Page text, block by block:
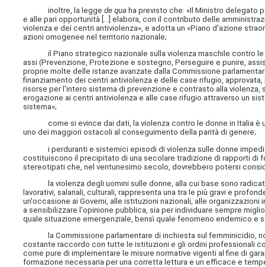
inoltre, la leggede qua ha previsto che: «Il Ministro delegato
e alle pari opportunità [...] elabora, con il contributo delle
violenza e dei centri antiviolenza», e adotta un «Piano d'azione
azioni omogenee nel territorio nazionale;
il Piano strategico nazionale sulla violenza maschile contro le
assi (Prevenzione, Protezione e sostegno, Perseguire e punire,
proprie molte delle istanze avanzate dalla Commissione
finanziamento dei centri antiviolenza e delle case rifugio,
risorse per l'intero sistema di prevenzione e contrasto alla
erogazione ai centri antiviolenza e alle case rifugio attraverso un
sistema»;
come si evince dai dati, la violenza contro le donne in Italia è
uno dei maggiori ostacoli al conseguimento della parità di genere;
i perduranti e sistemici episodi di violenza sulle donne
costituiscono il precipitato di una secolare tradizione di rapporti di
stereotipati che, nel ventunesimo secolo, dovrebbero potersi
la violenza degli uomini sulle donne, alla cui base sono radicati
lavorativi, salariali, culturali, rappresenta una tra le più gravi e
un'occasione ai Governi, alle istituzioni nazionali, alle
a sensibilizzare l'opinione pubblica, sia per individuare sempre
quale situazione emergenziale, bensì quale fenomeno endemico e
la Commissione parlamentare di inchiesta sul femminicidio,
costante raccordo con tutte le istituzioni e gli ordini professionali
come pure di implementare le misure normative vigenti al fine di
formazione necessaria per una corretta lettura e un efficace e